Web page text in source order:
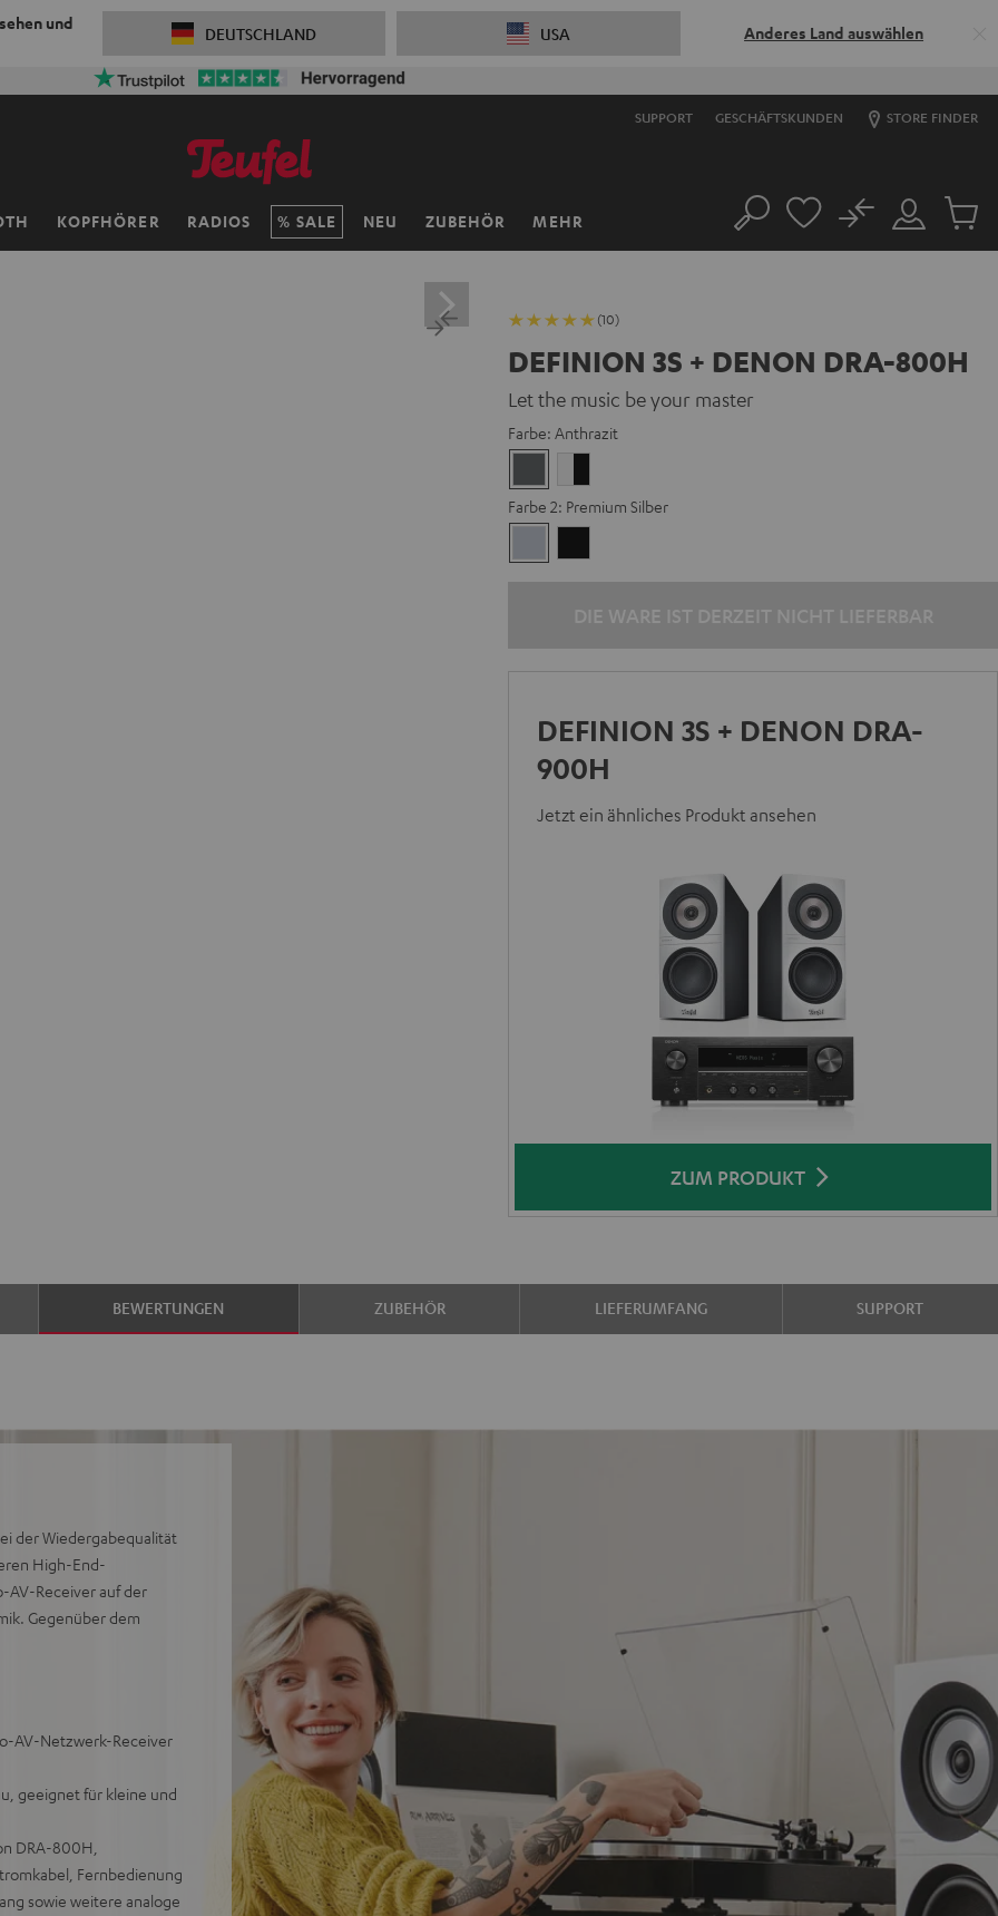
und
DEUTSCHLAND USA Anderes Land auswählen
SUPPORT GESCHÄFTSKUNDEN STORE FINDER
KOPFHÖRER RADIOS SALE NEU ZUBEHÖR MEHR Suche
Mein
Konto
No
Artikel
(10)
DEFINION 3S + DENON DRA-800H
Let the music be your master
Farbe: Anthrazit
Schwarz
Farbe 2: Premium Silber
Silber
DEFINION 3S + DENON DRA-
900H
Jetzt ein ähnliches Produkt ansehen
ZUM PRODUKT
BEWERTUNGEN ZUBEHÖR LIEFERUMFANG SUPPORT
der Wiedergabequalität
High-End-
AV-Receiver auf der
Gegenüber dem
AV-Netzwerk-Receiver
geeignet für kleine und
DRA-800H,
Fernbedienung
sowie weitere analoge